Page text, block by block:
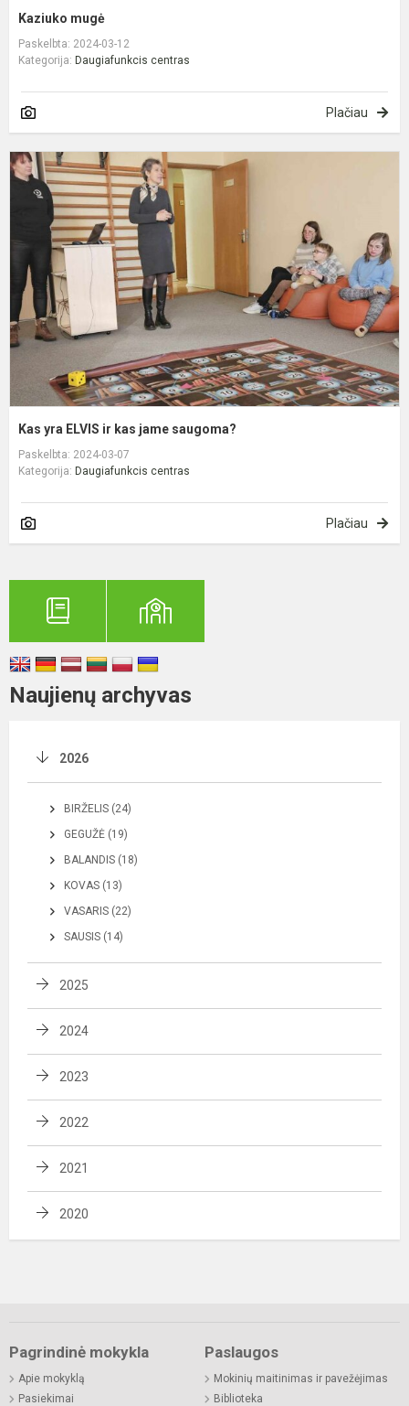
Kaziuko mugė
Paskelbta: 2024-03-12
Kategorija: Daugiafunkcis centras
Plačiau
Kas yra ELVIS ir kas jame saugoma?
Paskelbta: 2024-03-07
Kategorija: Daugiafunkcis centras
Plačiau
Naujienų archyvas
2026
BIRŽELIS (24)
GEGUŽĖ (19)
BALANDIS (18)
KOVAS (13)
VASARIS (22)
SAUSIS (14)
2025
2024
2023
2022
2021
2020
Pagrindinė mokykla
Apie mokyklą
Pasiekimai
Paslaugos
Mokinių maitinimas ir pavežėjimas
Biblioteka